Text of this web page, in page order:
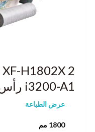
i3200-A1 رأس الطباعة صبغ التسامي
عرض الطباعة
1800 مم